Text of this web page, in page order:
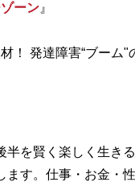
ーン』
！ 発達障害“ブーム
半を賢く楽しく生き
ます。仕事・お金・